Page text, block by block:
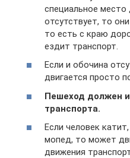
специальное
отсутствует, то
то есть с краю
ездит транспорт.
Если и обочина
двигается просто
Пешеход должен
транспорта.
Если человек
мопед, то может
движения